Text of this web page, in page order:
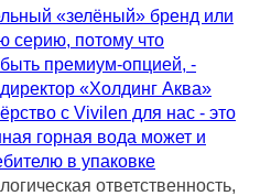
«зелёный» бренд или
серию, потому что
премиум-опцией, -
«Холдинг Аква»
с Vivilen для нас - это
горная вода может и
в упаковке
ответственность,